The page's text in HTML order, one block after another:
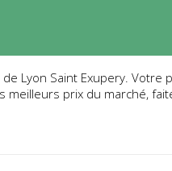
de Lyon Saint Exupery. Votre
meilleurs prix du marché,